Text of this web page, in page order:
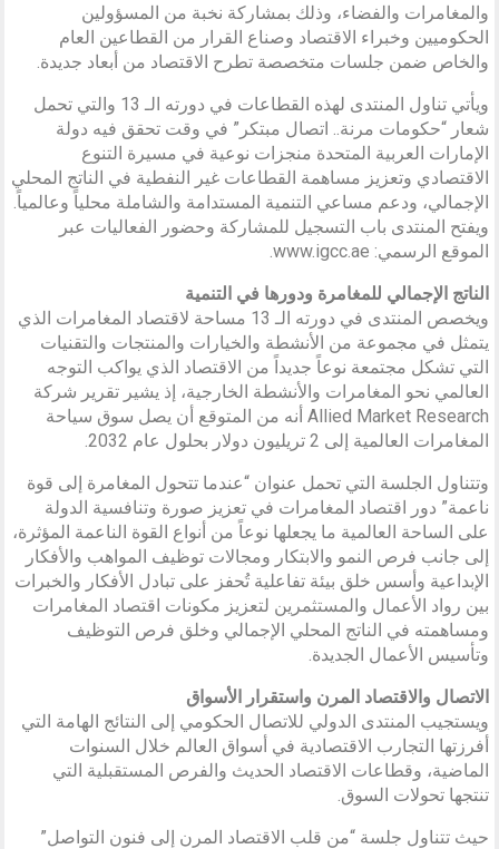
والمغامرات والفضاء، وذلك بمشاركة نخبة من المسؤولين
الحكوميين وخبراء الاقتصاد وصناع القرار من القطاعين العام
والخاص ضمن جلسات متخصصة تطرح الاقتصاد من أبعاد جديدة.
ويأتي تناول المنتدى لهذه القطاعات في دورته الـ 13 والتي تحمل
شعار “حكومات مرنة.. اتصال مبتكر” في وقت تحقق فيه دولة
الإمارات العربية المتحدة منجزات نوعية في مسيرة التنوع
الاقتصادي وتعزيز مساهمة القطاعات غير النفطية في الناتج المحلي
الإجمالي، ودعم مساعي التنمية المستدامة والشاملة محلياً وعالمياً.
ويفتح المنتدى باب التسجيل للمشاركة وحضور الفعاليات عبر
الموقع الرسمي: www.igcc.ae.
الناتج الإجمالي للمغامرة ودورها في التنمية
ويخصص المنتدى في دورته الـ 13 مساحة لاقتصاد المغامرات الذي
يتمثل في مجموعة من الأنشطة والخيارات والمنتجات والتقنيات
التي تشكل مجتمعة نوعاً جديداً من الاقتصاد الذي يواكب التوجه
العالمي نحو المغامرات والأنشطة الخارجية، إذ يشير تقرير شركة
Allied Market Research أنه من المتوقع أن يصل سوق سياحة
المغامرات العالمية إلى 2 تريليون دولار بحلول عام 2032.
وتتناول الجلسة التي تحمل عنوان “عندما تتحول المغامرة إلى قوة
ناعمة” دور اقتصاد المغامرات في تعزيز صورة وتنافسية الدولة
على الساحة العالمية ما يجعلها نوعاً من أنواع القوة الناعمة المؤثرة،
إلى جانب فرص النمو والابتكار ومجالات توظيف المواهب والأفكار
الإبداعية وأسس خلق بيئة تفاعلية تُحفز على تبادل الأفكار والخبرات
بين رواد الأعمال والمستثمرين لتعزيز مكونات اقتصاد المغامرات
ومساهمته في الناتج المحلي الإجمالي وخلق فرص التوظيف
وتأسيس الأعمال الجديدة.
الاتصال والاقتصاد المرن واستقرار الأسواق
ويستجيب المنتدى الدولي للاتصال الحكومي إلى النتائج الهامة التي
أفرزتها التجارب الاقتصادية في أسواق العالم خلال السنوات
الماضية، وقطاعات الاقتصاد الحديث والفرص المستقبلية التي
تنتجها تحولات السوق.
حيث تتناول جلسة “من قلب الاقتصاد المرن إلى فنون التواصل”